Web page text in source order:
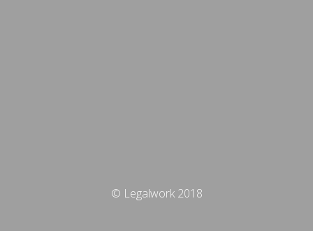
© Legalwork 2018